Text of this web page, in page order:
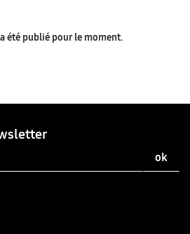
été publié pour le moment.